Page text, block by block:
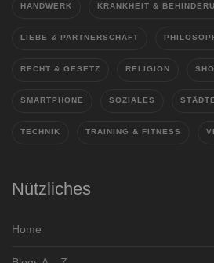
HANDWERK KRANKHEIT &
LIEBE & PARTNERSCHAFT
RECHT & GESETZ RELIGION
SMARTPHONE SOZIALES
TECHNIK TRAINING & FITNESS
Nützliches
Home